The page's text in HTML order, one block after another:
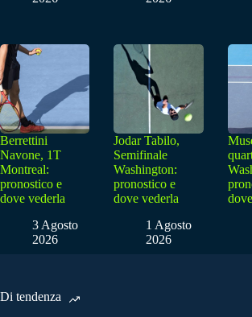
Berrettini
Navone, 1T
Montreal:
pronostico e
dove vederla
3 Agosto
2026
Jodar Tabilo,
Semifinale
Washington:
pronostico e
dove vederla
1 Agosto
2026
Di tendenza